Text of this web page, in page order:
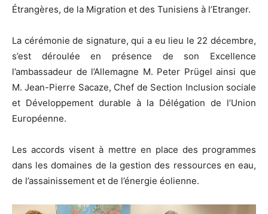
Étrangères, de la Migration et des Tunisiens à l’Etranger.
La cérémonie de signature, qui a eu lieu le 22 décembre,
s’est déroulée en présence de son Excellence
l’ambassadeur de l’Allemagne M. Peter Prügel ainsi que
M. Jean-Pierre Sacaze, Chef de Section Inclusion sociale
et Développement durable à la Délégation de l’Union
Européenne.
Les accords visent à mettre en place des programmes
dans les domaines de la gestion des ressources en eau,
de l’assainissement et de l’énergie éolienne.